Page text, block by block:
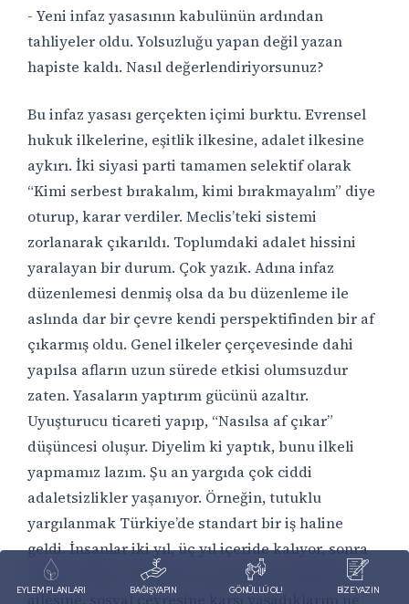
EYLEM PLANLARI BAĞIŞ YAPIN GÖNÜLLÜ OL! BİZE YAZIN
- Yeni infaz yasasının kabulünün ardından
tahliyeler oldu. Yolsuzluğu yapan değil yazan
hapiste kaldı. Nasıl değerlendiriyorsunuz?
Bu infaz yasası gerçekten içimi burktu. Evrensel
hukuk ilkelerine, eşitlik ilkesine, adalet ilkesine
aykırı. İki siyasi parti tamamen selektif olarak
“Kimi serbest bırakalım, kimi bırakmayalım” diye
oturup, karar verdiler. Meclis’teki sistemi
zorlanarak çıkarıldı. Toplumdaki adalet hissini
yaralayan bir durum. Çok yazık. Adına infaz
düzenlemesi denmiş olsa da bu düzenleme ile
aslında dar bir çevre kendi perspektifinden bir af
çıkarmış oldu. Genel ilkeler çerçevesinde dahi
yapılsa afların uzun sürede etkisi olumsuzdur
zaten. Yasaların yaptırım gücünü azaltır.
Uyuşturucu ticareti yapıp, “Nasılsa af çıkar”
düşüncesi oluşur. Diyelim ki yaptık, bunu ilkeli
yapmamız lazım. Şu an yargıda çok ciddi
adaletsizlikler yaşanıyor. Örneğin, tutuklu
yargılanmak Türkiye’de standart bir iş haline
geldi. İnsanlar iki yıl, üç yıl içeride kalıyor, sonra
beraat ediyor. Peki iki-üç yıl içeride kaldığında
ailesine, sosyal çevresine karşı yaşadıklarını ne